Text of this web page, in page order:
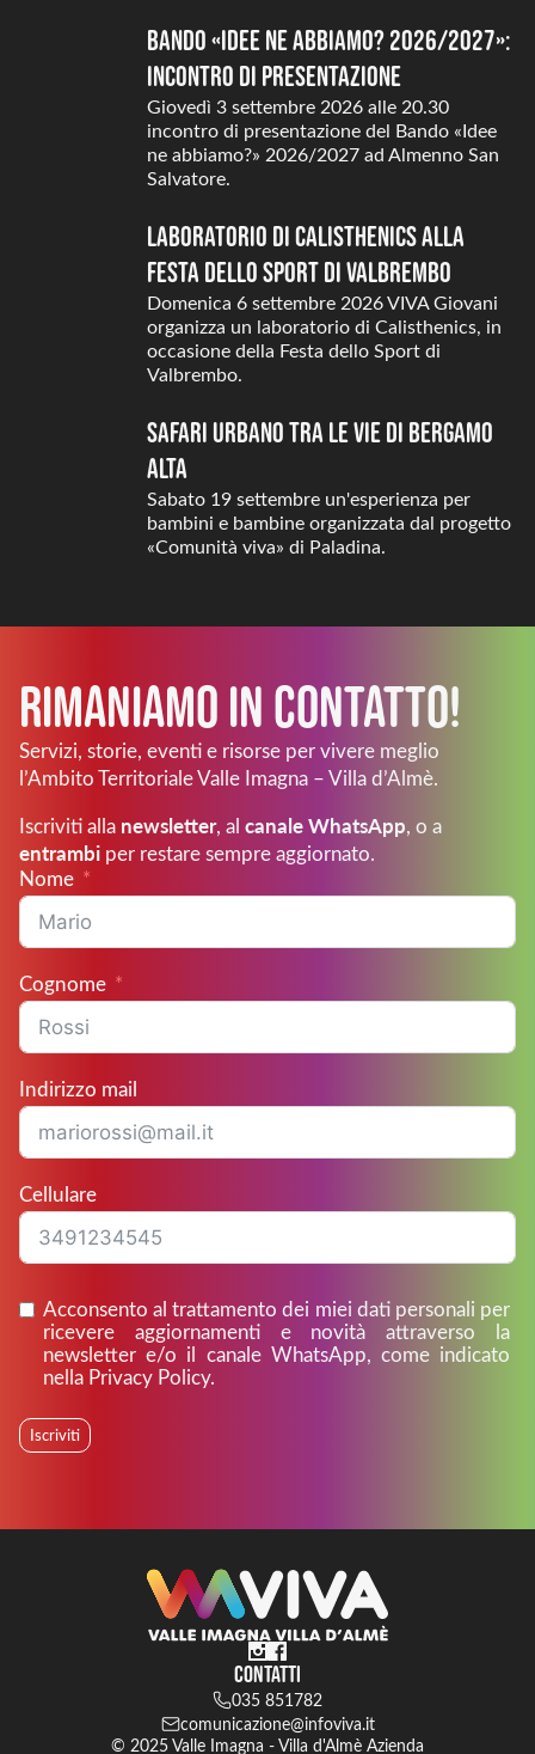
Bando «Idee ne abbiamo? 2026/2027»:
incontro di presentazione
Giovedì 3 settembre 2026 alle 20.30
incontro di presentazione del Bando «Idee
ne abbiamo?» 2026/2027 ad Almenno San
Salvatore.
Laboratorio di Calisthenics alla
Festa dello Sport di Valbrembo
Domenica 6 settembre 2026 VIVA Giovani
organizza un laboratorio di Calisthenics, in
occasione della Festa dello Sport di
Valbrembo.
Safari urbano tra le vie di Bergamo
Alta
Sabato 19 settembre un'esperienza per
bambini e bambine organizzata dal progetto
«Comunità viva» di Paladina.
Rimaniamo in Contatto!
Servizi, storie, eventi e risorse per vivere meglio
l’Ambito Territoriale Valle Imagna – Villa d’Almè.
Iscriviti alla newsletter, al canale WhatsApp, o a
entrambi per restare sempre aggiornato.
Nome
Cognome
Indirizzo mail
Cellulare
Acconsento al trattamento dei miei dati personali per
ricevere aggiornamenti e novità attraverso la
newsletter e/o il canale WhatsApp, come indicato
nella Privacy Policy.
Iscriviti
Contatti
035 851782
comunicazione@infoviva.it
© 2025 Valle Imagna - Villa d'Almè Azienda